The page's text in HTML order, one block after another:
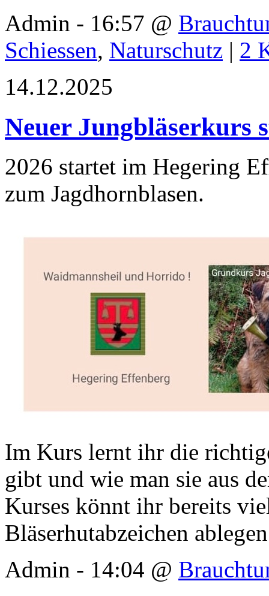
Admin - 16:57 @
Schiessen, Naturschutz | 2
14.12.2025
Neuer Jungbläserkurs
2026 startet im Hegering
zum Jagdhornblasen.
Im Kurs lernt ihr die
gibt und wie man sie aus
Kurses könnt ihr bereits
Bläserhutabzeichen
Admin - 14:04 @